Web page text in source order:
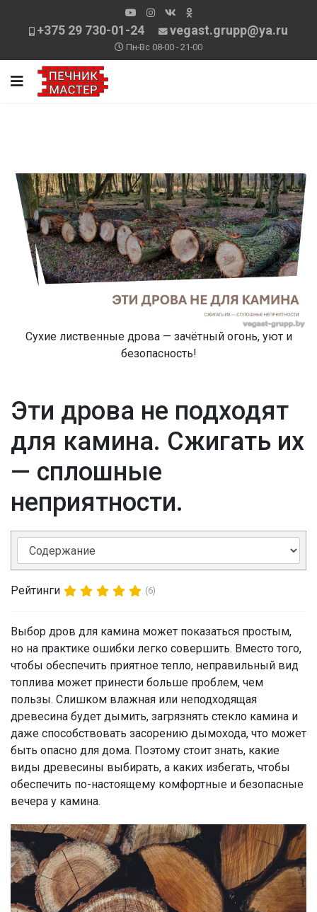
+375 29 730-01-24 vegast.grupp@ya.ru
Пн-Вс 08-00 - 21-00
Сухие лиственные дрова — зачётный огонь, уют и
безопасность!
Эти дрова не подходят
для камина. Сжигать их
— сплошные
неприятности.
Рейтинги (6)
Выбор дров для камина может показаться простым,
но на практике ошибки легко совершить. Вместо того,
чтобы обеспечить приятное тепло, неправильный вид
топлива может принести больше проблем, чем
пользы. Слишком влажная или неподходящая
древесина будет дымить, загрязнять стекло камина и
даже способствовать засорению дымохода, что может
быть опасно для дома. Поэтому стоит знать, какие
виды древесины выбирать, а каких избегать, чтобы
обеспечить по-настоящему комфортные и безопасные
вечера у камина.